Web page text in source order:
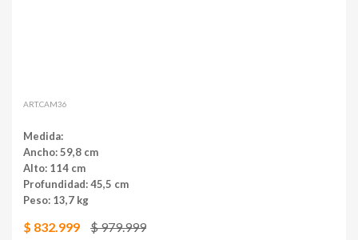
ART.CAM36
Medida:
Ancho: 59,8 cm
Alto: 114 cm
Profundidad: 45,5 cm
Peso: 13,7 kg
$ 832.999 $ 979.999